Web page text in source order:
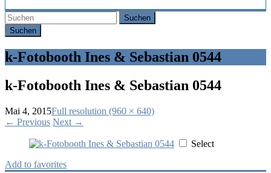
Suchen
k-Fotobooth Ines & Sebastian 0544
k-Fotobooth Ines & Sebastian 0544
Mai 4, 2015Full resolution (960 × 640)
← Previous Next →
Select
Add to favorites